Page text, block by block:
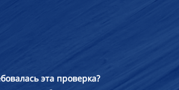
эта проверка?